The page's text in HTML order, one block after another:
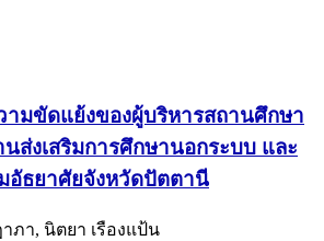
ามขัดแย้งของผู้บริหารสถานศึกษา
ส่งเสริมการศึกษานอกระบบ และ
อัธยาศัยจังหวัดปัตตานี
ภา, นิตยา เรืองแป้น